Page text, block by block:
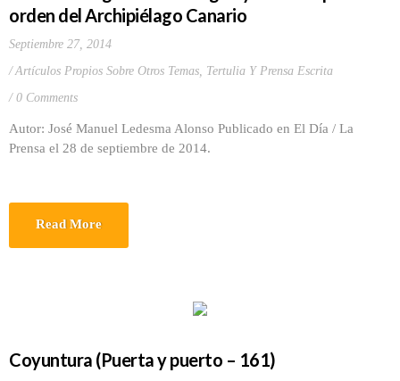
orden del Archipiélago Canario
Septiembre 27, 2014
Artículos Propios Sobre Otros Temas, Tertulia Y Prensa Escrita
0 Comments
Autor: José Manuel Ledesma Alonso Publicado en El Día / La
Prensa el 28 de septiembre de 2014.
Read More
Coyuntura (Puerta y puerto – 161)